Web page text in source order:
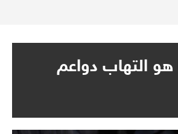
هو التهاب دواعم